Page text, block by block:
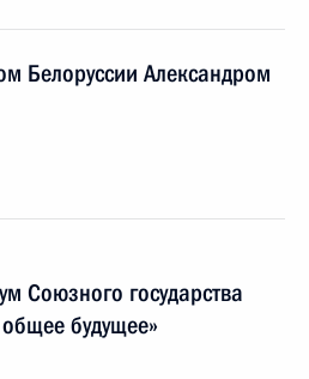
Белоруссии Александром
Союзного государства
будущее»